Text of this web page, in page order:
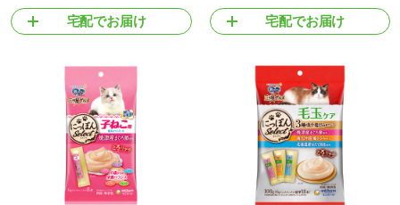
宅配でお届け 宅配でお届け